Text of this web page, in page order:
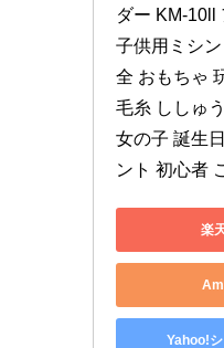
ダー KM-10ll
子供用ミシ
全 おもちゃ
毛糸 ししゅ
女の子 誕生
ント 初心者
楽
Yahoo!